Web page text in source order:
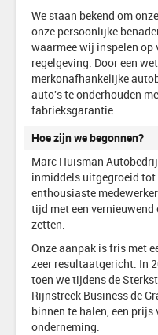
We staan bekend om
onze persoonlijke
waarmee wij inspelen op
regelgeving. Door een
merkonafhankelijke
auto's te onderhouden
fabrieksgarantie.
Hoe zijn we begonnen?
Marc Huisman
inmiddels uitgegroeid tot
enthousiaste
tijd met een
zetten.
Onze aanpak is fris met
zeer resultaatgericht. In
toen we tijdens de
Rijnstreek Business de
binnen te halen, een prijs
onderneming.